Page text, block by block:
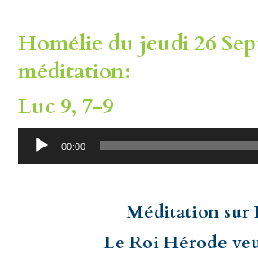
Homélie du jeudi 26
méditation:
Luc 9, 7-9
Lecteur
audio
00:00
Méditation sur Luc
Le Roi Hérode veut